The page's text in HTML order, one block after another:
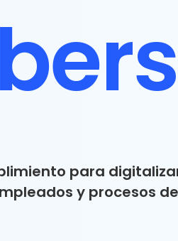
para
y procesos